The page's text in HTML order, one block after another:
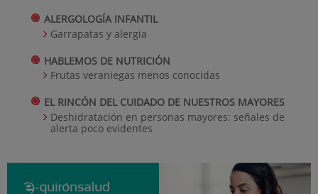
ALERGOLOGÍA INFANTIL
Garrapatas y alergia
HABLEMOS DE NUTRICIÓN
Frutas veraniegas menos conocidas
EL RINCÓN DEL CUIDADO DE NUESTROS MAYORES
Deshidratación en personas mayores: señales de
alerta poco evidentes